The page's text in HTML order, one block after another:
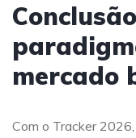
mercado
Com o Tracker